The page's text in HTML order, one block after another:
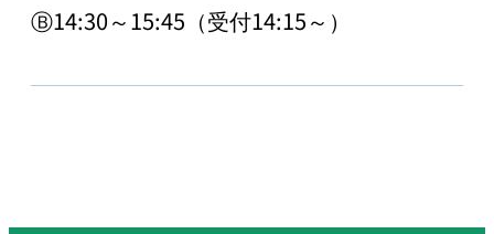
Ⓑ14:30～15:45（受付14:15～）